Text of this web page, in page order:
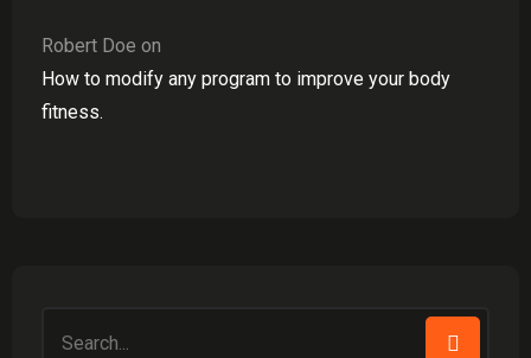
Robert Doe on
How to modify any program to improve your body
fitness.